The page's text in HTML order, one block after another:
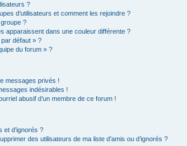
?
d’utilisateurs et comment les rejoindre ?
?
apparaissent dans une couleur différente ?
par défaut » ?
du forum » ?
messages privés !
indésirables !
abusif d’un membre de ce forum !
et d’ignorés ?
des utilisateurs de ma liste d’amis ou d’ignorés ?